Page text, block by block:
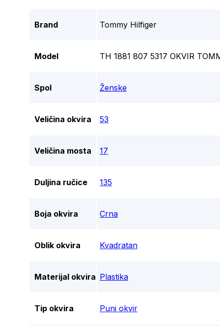
Brand Tommy Hilfiger
Model TH 1881 807 5317 OKVIR
Spol Ženske
Veličina okvira 53
Veličina mosta 17
Duljina ručice 135
Boja okvira Crna
Oblik okvira Kvadratan
Materijal okvira Plastika
Tip okvira Puni okvir